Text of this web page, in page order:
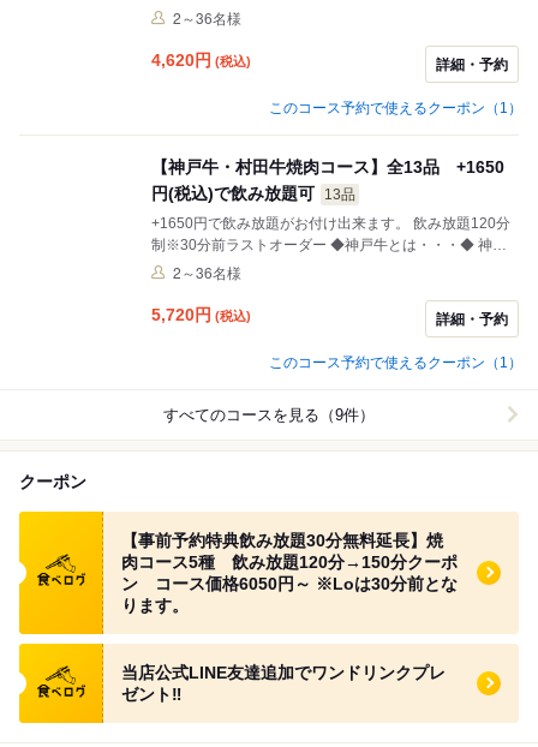
村田牛とは◆ 兵庫県姫路市夢前町（ユメサキチョウ）に
「オレイン酸」（旨味成分）を豊富に含み、「口溶け」
「風味」が良いとされています。村田牛はこのオレイン
酸の含有量が56％～61％と日本で生産される牛の中でも
トップクラスです。
2～36名様
4,620円 (税込) 詳細・予約
このコース予約で使えるクーポン（1）
【神戸牛・村田牛焼肉コース】全13品 +1650
円(税込)で飲み放題可
13品
+1650円で飲み放題がお付け出来ます。 飲み放題120分
制※30分前ラストオーダー ◆神戸牛とは・・・◆ 神戸
産のお肉＝「神戸牛」と誤解されがちですが、正確には
ませ約9カ月育てた後、同じく認定の肥育農家で28～32
カ月育てられた【但馬牛】から一定の基準を満たしたも
のしか【神戸牛(こうべうし)】とは呼べません。その狭
き門をくぐり抜けて比類なき良質の肉だけが日本だけで
なく海外でも【kobebeef】としてその名を轟かせていま
す。
2～36名様
5,720円 (税込) 詳細・予約
このコース予約で使えるクーポン（1）
すべてのコースを見る（9件）
クーポン
食べログ クーポン
【事前予約特典飲み放題30分無料延長】焼
肉コース5種 飲み放題120分→150分クーポ
ン コース価格6050円～ ※Loは30分前とな
ります。
食べログ クーポン
当店公式LINE友達追加でワンドリンクプレ
ゼント‼︎